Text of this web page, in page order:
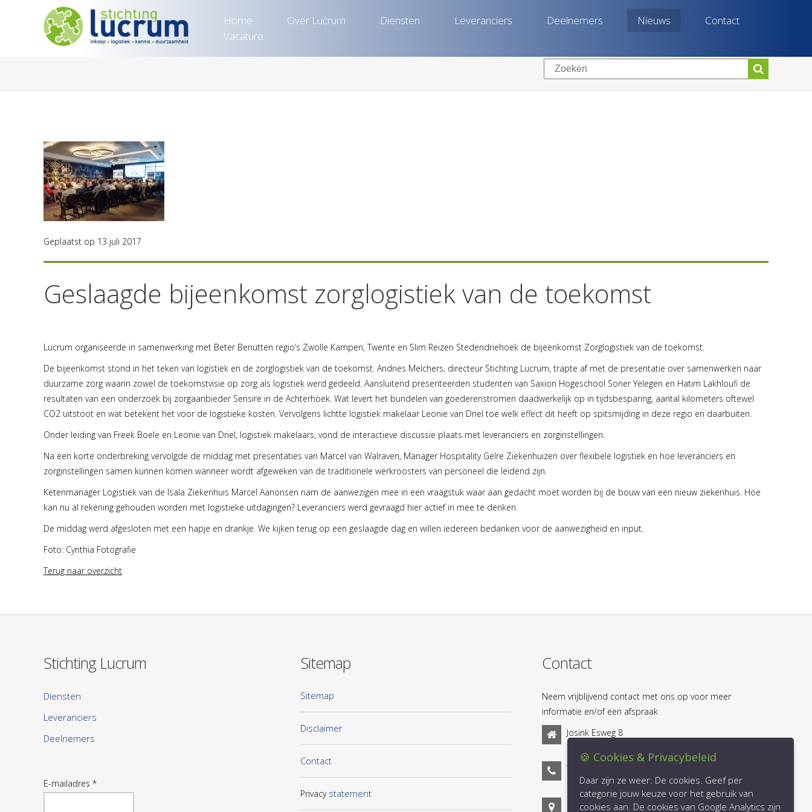
Home Over Lucrum Diensten Leveranciers Deelnemers Nieuws
Contact
Vacature
Geplaatst op 13 juli 2017
Geslaagde bijeenkomst zorglogistiek van de toekomst
Lucrum organiseerde in samenwerking met Beter Benutten regio’s Zwolle Kampen, Twente en Slim Reizen Stedendriehoek de bijeenkomst Zorglogistiek van de toekomst.
De bijeenkomst stond in het teken van logistiek en de zorglogistiek van de toekomst. Andries Melchers, directeur Stichting Lucrum, trapte af met de presentatie over samenwerken naar
duurzame zorg waarin zowel de toekomstvisie op zorg als logistiek werd gedeeld. Aansluitend presenteerden studenten van Saxion Hogeschool Soner Yelegen en Hatim Lakhloufi de
resultaten van een onderzoek bij zorgaanbieder Sensire in de Achterhoek. Wat levert het bundelen van goederenstromen daadwerkelijk op in tijdsbesparing, aantal kilometers oftewel
CO2 uitstoot en wat betekent het voor de logistieke kosten. Vervolgens lichtte logistiek makelaar Leonie van Driel toe welk effect dit heeft op spitsmijding in deze regio en daarbuiten.
Onder leiding van Freek Boele en Leonie van Driel, logistiek makelaars, vond de interactieve discussie plaats met leveranciers en zorginstellingen.
Na een korte onderbreking vervolgde de middag met presentaties van Marcel van Walraven, Manager Hospitality Gelre Ziekenhuizen over flexibele logistiek en hoe leveranciers en
zorginstellingen samen kunnen komen wanneer wordt afgeweken van de traditionele werkroosters van personeel die leidend zijn.
Ketenmanager Logistiek van de Isala Ziekenhuis Marcel Aanonsen nam de aanwezigen mee in een vraagstuk waar aan gedacht moet worden bij de bouw van een nieuw ziekenhuis. Hoe
kan nu al rekening gehouden worden met logistieke uitdagingen? Leveranciers werd gevraagd hier actief in mee te denken.
De middag werd afgesloten met een hapje en drankje. We kijken terug op een geslaagde dag en willen iedereen bedanken voor de aanwezigheid en input.
Foto: Cynthia Fotografie
Terug naar overzicht
Stichting Lucrum
Diensten
Leveranciers
Deelnemers
E-mailadres *
Sitemap
Sitemap
Disclaimer
Contact
Privacy statement
Contact
Neem vrijblijvend contact met ons op voor meer
informatie en/of een afspraak
Josink Esweg 8
7545 PN Enschede
Telefoon: 053-2030031
Email:info@lucrum.nl
Plan uw route!
🍪 Cookies & Privacybeleid
Daar zijn ze weer: De cookies. Geef per
categorie jouw keuze voor het gebruik van
cookies aan. De cookies van Google Analytics zijn